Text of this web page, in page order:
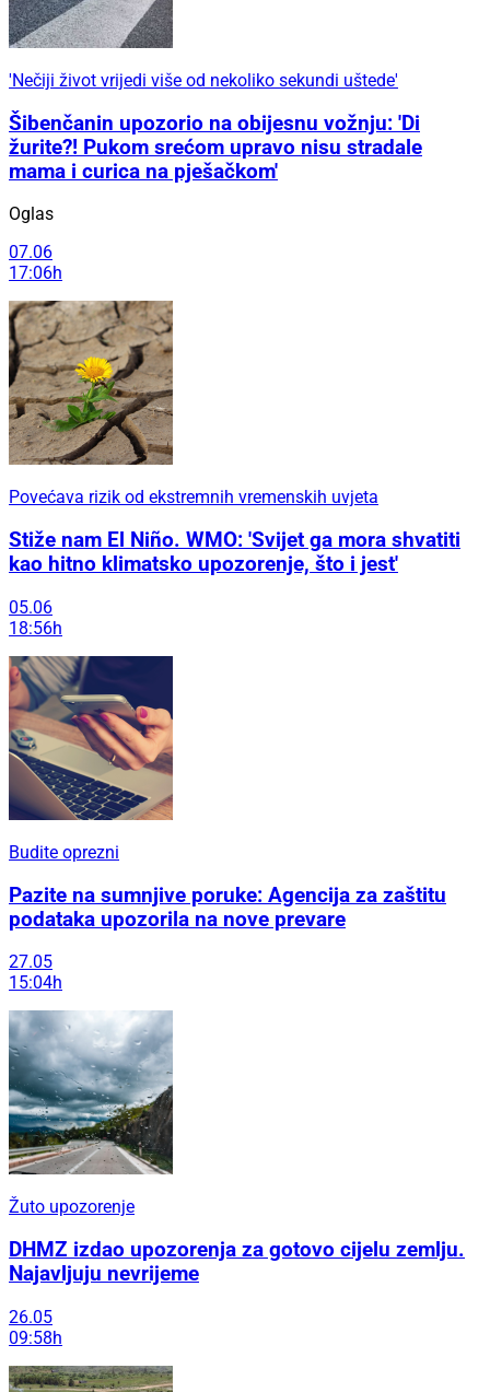
'Nečiji život vrijedi više od nekoliko sekundi uštede'
Šibenčanin upozorio na obijesnu vožnju: 'Di
žurite?! Pukom srećom upravo nisu stradale
mama i curica na pješačkom'
Oglas
07.06
17:06h
Povećava rizik od ekstremnih vremenskih uvjeta
Stiže nam El Niño. WMO: 'Svijet ga mora shvatiti
kao hitno klimatsko upozorenje, što i jest'
05.06
18:56h
Budite oprezni
Pazite na sumnjive poruke: Agencija za zaštitu
podataka upozorila na nove prevare
27.05
15:04h
Žuto upozorenje
DHMZ izdao upozorenja za gotovo cijelu zemlju.
Najavljuju nevrijeme
26.05
09:58h